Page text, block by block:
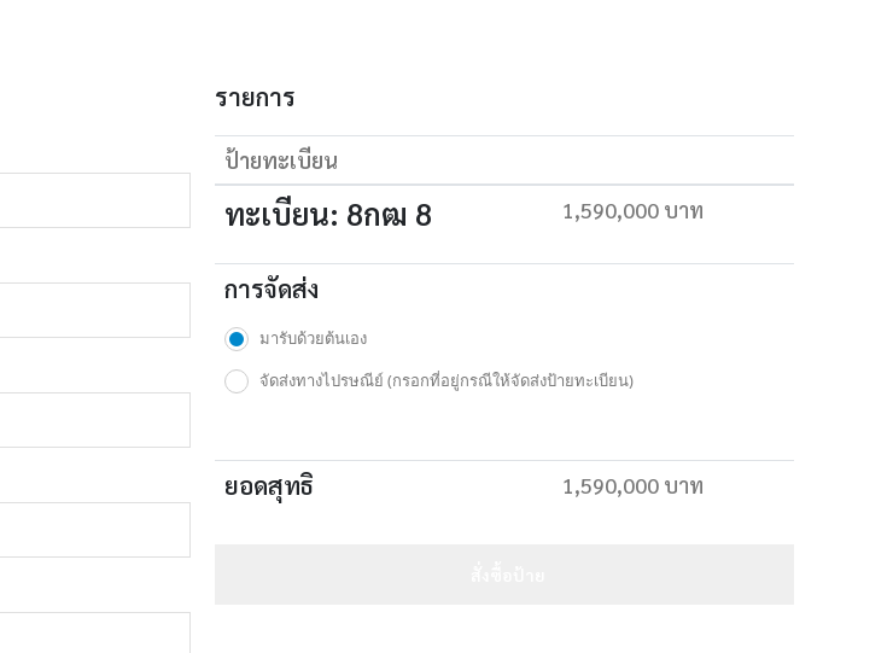
รายการ
ป้ายทะเบียน
ทะเบียน: 8กฒ 8 1,590,000 บาท
การจัดส่ง
มารับด้วยต้นเอง
จัดส่งทางไปรษณีย์ (กรอกที่อยู่กรณีให้จัดส่งป้ายทะเบียน)
ยอดสุทธิ 1,590,000 บาท